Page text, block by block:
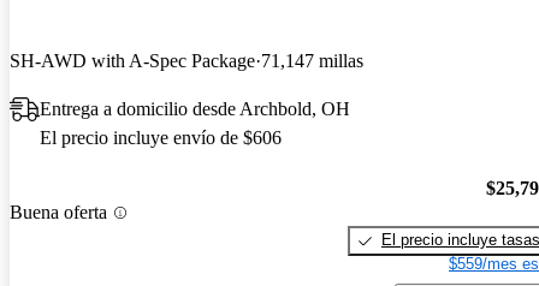
SH-AWD with A-Spec Package 71,147 millas
Entrega a domicilio desde Archbold, OH
El precio incluye envío de $606
Buena oferta
El precio incluye tasas
$559/mes